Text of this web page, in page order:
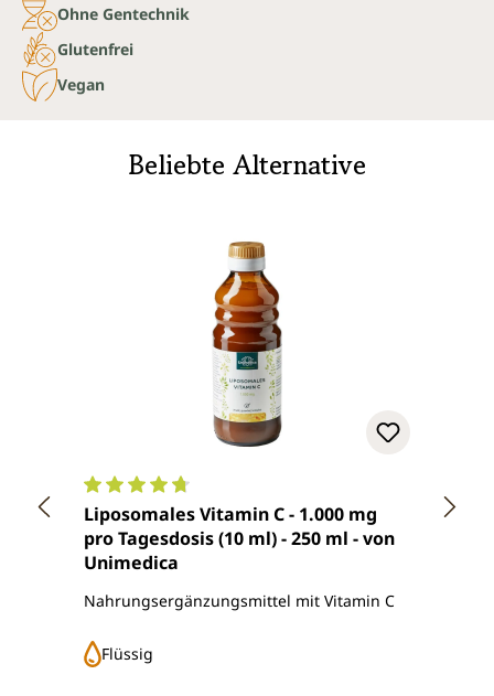
Ohne Gentechnik
Glutenfrei
Vegan
Beliebte Alternative
Durchschnittliche Bewertung von 4.7 von 5
Liposomales Vitamin C - 1.000 mg
pro Tagesdosis (10 ml) - 250 ml - von
Unimedica
Nahrungsergänzungsmittel mit Vitamin C
Flüssig